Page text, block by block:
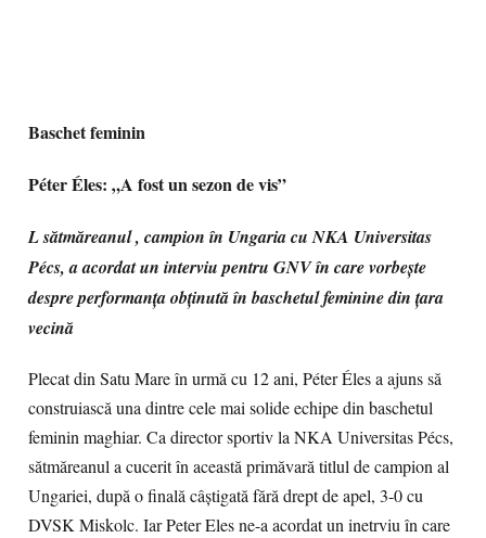
Baschet feminin
Péter Éles: „A fost un sezon de vis”
L sătmăreanul , campion în Ungaria cu NKA Universitas
Pécs, a acordat un interviu pentru GNV în care vorbește
despre performanța obținută în baschetul feminine din țara
vecină
Plecat din Satu Mare în urmă cu 12 ani, Péter Éles a ajuns să
construiască una dintre cele mai solide echipe din baschetul
feminin maghiar. Ca director sportiv la NKA Universitas Pécs,
sătmăreanul a cucerit în această primăvară titlul de campion al
Ungariei, după o finală câștigată fără drept de apel, 3-0 cu
DVSK Miskolc. Iar Peter Eles ne-a acordat un inetrviu în care